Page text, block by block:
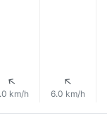
↑
km/h
↑
6.0 km/h